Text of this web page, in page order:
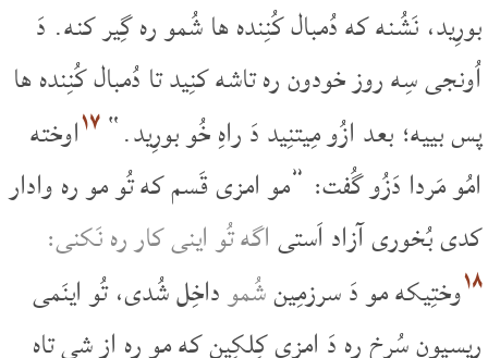
بورِید، نَشُنه که دُمبال کُنِنده ها شُمو ره گِیر کنه. دَ
اُونجی سِه روز خودون ره تاشه کنِید تا دُمبال کُنِنده ها
پس بییه؛ بعد ازُو مِیتنِید دَ راهِ خُو بورِید.“۱۷اوخته
امُو مَردا دَزُو گُفت: ”مو امزی قَسم که تُو مو ره وادار
کدی بُخوری آزاد اَستیاگه تُو اینی کار ره نَکنی:
۱۸وختِیکه مو دَ سرزمِینشُموداخِل شُدی، تُو اینَمی
ریسپونِ سُرخ ره دَ امزی کِلکِینِ که مو ره از شی تاه